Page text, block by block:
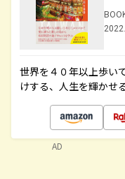
世界を４０年以上歩い
けする、人生を輝かせ
AD